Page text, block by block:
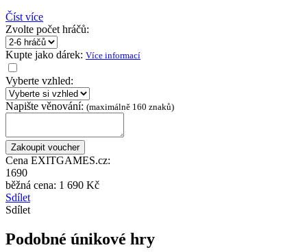
Číst více
Zvolte počet hráčů:
Kupte jako dárek: Více informací
Vyberte vzhled:
Napište věnování: (maximálně 160 znaků)
Cena EXITGAMES.cz:
1690
běžná cena: 1 690 Kč
Sdílet
Sdílet
Podobné únikové hry